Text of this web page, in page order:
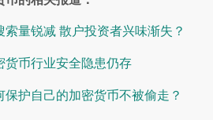
索量锐减 散户投资者兴味渐失？
货币行业安全隐患仍存
保护自己的加密货币不被偷走？